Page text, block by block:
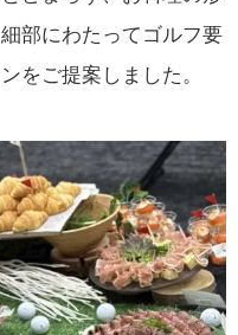
部にわたってゴルフ要
をご提案しました。